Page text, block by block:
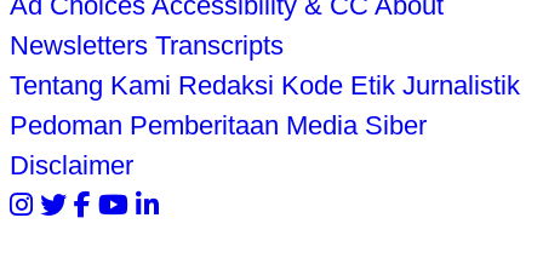
Newsletters Transcripts
Tentang Kami Redaksi Kode Etik Jurnalistik
Pedoman Pemberitaan Media Siber
Disclaimer